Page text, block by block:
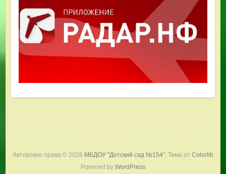
Авторские права © 2026 МБДОУ "Детский сад №154". Тема от Colorlib
Powered by WordPress